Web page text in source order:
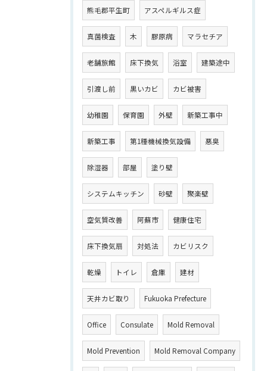
熊毛郡平生町 アスペルギルス症
真菌検査 木 膠原病 マラセチア
老舗旅館 床下換気 浴室 建築途中
引渡し前 黒いカビ カビ被害
幼稚園 保育園 外壁 新築工事中
新築工事 第1種機械換気設備 悪臭
除湿器 部屋 塗り壁
システムキッチン 砂壁 聚楽壁
空気質改善 阿蘇市 健康住宅
床下換気扇 対処法 カビリスク
乾燥 トイレ 倉庫 建材
天井カビ取り Fukuoka Prefecture
Office Consulate Mold Removal
Mold Prevention Mold Removal Company